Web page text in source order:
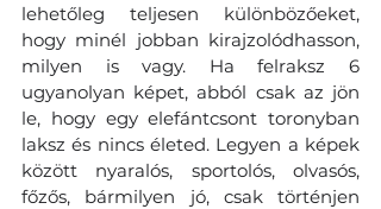
lehetőleg teljesen különbözőeket,
hogy minél jobban kirajzolódhasson,
milyen is vagy. Ha felraksz 6
ugyanolyan képet, abból csak az jön
le, hogy egy elefántcsont toronyban
laksz és nincs életed. Legyen a képek
között nyaralós, sportolós, olvasós,
főzős, bármilyen jó, csak történjen